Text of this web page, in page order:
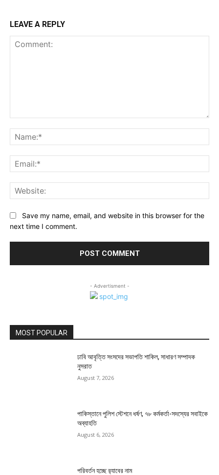
LEAVE A REPLY
Save my name, email, and website in this browser for the
next time I comment.
- Advertisment -
MOST POPULAR
ঢাবি আবৃত্তি সংসদের সভাপতি শাকিল, সাধারণ সম্পাদক
নুসরাত
August 7, 2026
পাকিস্তানে পুলিশ স্টেশনে ধর্ষণ, ৭৮ কর্মকর্তা-সদস্যের সবাইকে
অব্যাহতি
August 6, 2026
পরিবর্তন হচ্ছে র‌্যাবের নাম